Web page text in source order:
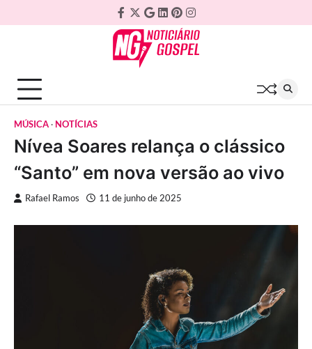
to
Facebook
Twitter
Google
Plus
Linkedin
Pinterest
Instagram
MÚSICA NOTÍCIAS
Nívea Soares relança o clássico
“Santo” em nova versão ao vivo
Rafael Ramos 11 de junho de 2025